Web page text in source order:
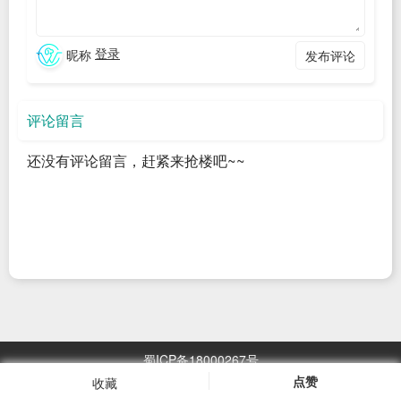
收藏 点赞
这里简单的列举下部分软件：
zsh ……
编程语言：binutils、clang、dart、erlang、golang、lua、
postgresql、redis、sqlite ……
媒体工具：ffmpeg、imagemagick、mpv、sox ……
网络工具：curl、httping、nmap、wget ……
昵称 登录 发布评论
评论留言
还没有评论留言，赶紧来抢楼吧~~
蜀ICP备18000267号
万次